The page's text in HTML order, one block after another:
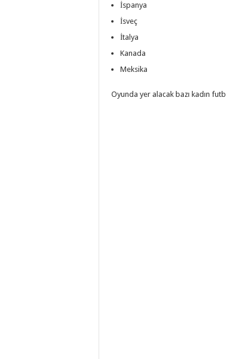
İspanya
İsveç
İtalya
Kanada
Meksika
Oyunda yer alacak bazı kadın